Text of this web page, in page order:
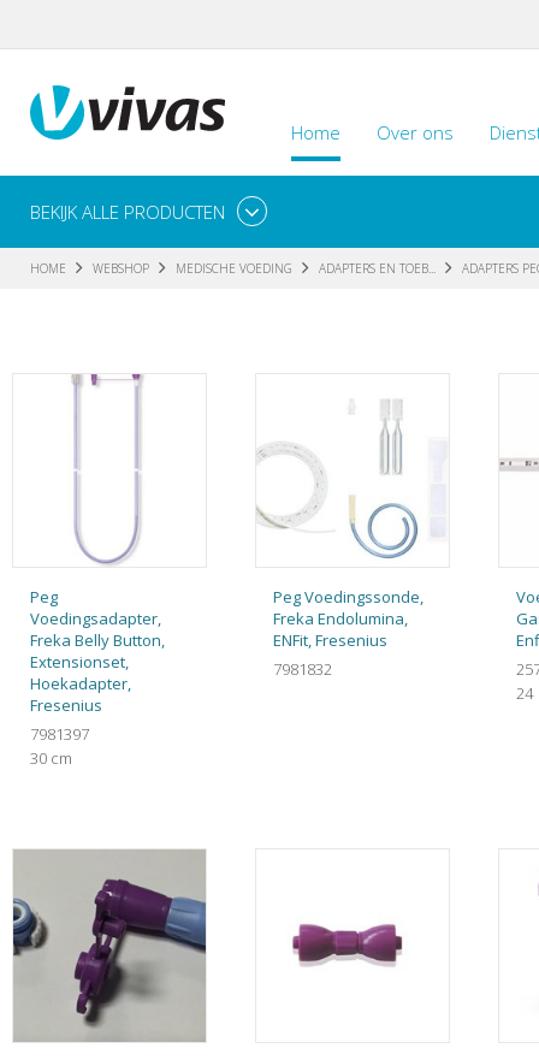
Home Over ons
BEKIJK ALLE PRODUCTEN
HOME WEBSHOP MEDISCHE VOEDING ADAPTERS EN TOEB... ADAPTERS
Peg
Voedingsadapter,
Freka Belly Button,
Extensionset,
Hoekadapter,
Fresenius
7981397
30 cm
Peg Voedingssonde,
Freka Endolumina,
ENFit, Fresenius
7981832
24